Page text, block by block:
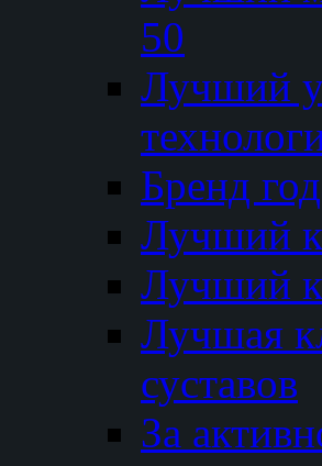
50
Лучший
Бренд
Лучший
Лучший
Лучшая
суставов
За